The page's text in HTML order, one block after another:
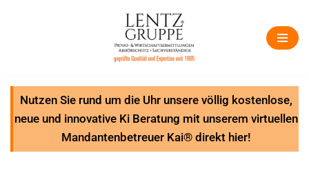
Nutzen Sie rund um die Uhr unsere völlig kostenlose,
neue und innovative Ki Beratung mit unserem virtuellen
Mandantenbetreuer Kai® direkt hier!